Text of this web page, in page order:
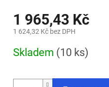
1 965,43 Kč
1 624,32 Kč bez DPH
cena:
Skladem (10 ks)